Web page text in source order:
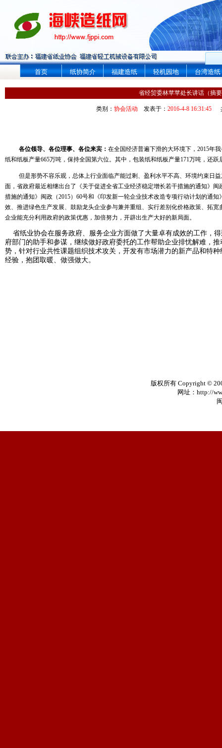
首页 纸协简介 福建造纸 轻机园地 台湾造纸
省经贸委林苹苹处长讲话（摘
类别： 协会活动 发表于： 2016-4-8 16:31:45
各位领导、各位理事、各位来宾：在全国经济普遍下滑的大环境下，2015年
纸和纸板产量665万吨，保持全国第六位。其中，包装纸和纸板产量171万吨，还跃
但是形势不容乐观，总体上行业面临产能过剩、盈利水平不高、环境约束日
面，省政府最近相继出台了《关于促进全省工业经济稳定增长若干措施的通知》闽
措施的通知》闽政（2015） 60号和《印发新一轮企业技术改造专项行动计划的通知
效、推进绿色生产发展、鼓励龙头企业参与兼并重组、实行差别化价格政策、拓
企业能充分利用政府的政策优惠，加倍努力，开辟出生产大好的新局面。
省纸业协会在服务政府、服务企业方面做了大量卓有成效的工作，
府部门的助手和参谋，继续做好政府委托的工作帮助企业排忧解难，
势，针对行业共性课题组织技术攻关，开发有市场潜力的新产品和特
经验，抱团取暖、做强做大。
版权所有 Copyright ©
网址：http://